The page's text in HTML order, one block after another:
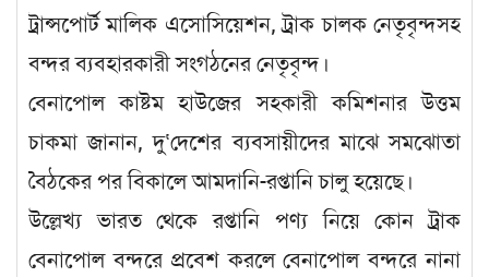
ট্রান্সপোর্ট মালিক এসোসিয়েশন, ট্রাক চালক নেতৃবৃন্দসহ
বন্দর ব্যবহারকারী সংগঠনের নেতৃবৃন্দ।
বেনাপোল কাষ্টম হাউজের সহকারী কমিশনার উত্তম
চাকমা জানান, দু‘দেশের ব্যবসায়ীদের মাঝে সমঝোতা
বৈঠকের পর বিকালে আমদানি-রপ্তানি চালু হয়েছে।
উল্লেখ্য ভারত থেকে রপ্তানি পণ্য নিয়ে কোন ট্রাক
বেনাপোল বন্দরে প্রবেশ করলে বেনাপোল বন্দরে নানা